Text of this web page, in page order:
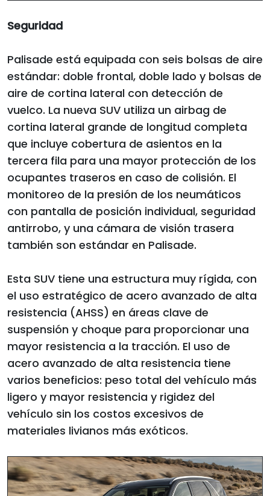
Seguridad
Palisade está equipada con seis bolsas de aire
estándar: doble frontal, doble lado y bolsas de
aire de cortina lateral con detección de
vuelco. La nueva SUV utiliza un airbag de
cortina lateral grande de longitud completa
que incluye cobertura de asientos en la
tercera fila para una mayor protección de los
ocupantes traseros en caso de colisión. El
monitoreo de la presión de los neumáticos
con pantalla de posición individual, seguridad
antirrobo, y una cámara de visión trasera
también son estándar en Palisade.
Esta SUV tiene una estructura muy rígida, con
el uso estratégico de acero avanzado de alta
resistencia (AHSS) en áreas clave de
suspensión y choque para proporcionar una
mayor resistencia a la tracción. El uso de
acero avanzado de alta resistencia tiene
varios beneficios: peso total del vehículo más
ligero y mayor resistencia y rigidez del
vehículo sin los costos excesivos de
materiales livianos más exóticos.